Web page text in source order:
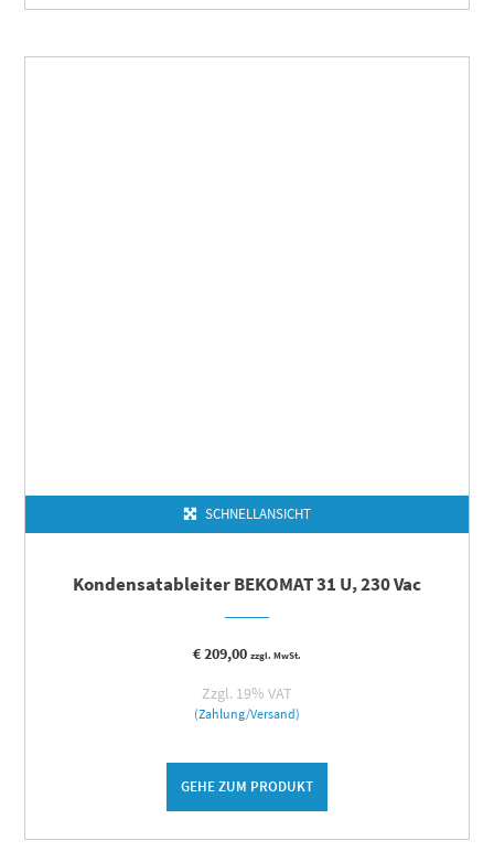
SCHNELLANSICHT
Kondensatableiter BEKOMAT 31 U, 230 Vac
€209,00 zzgl. MwSt.
Zzgl. 19% VAT
(Zahlung/Versand)
GEHE ZUM PRODUKT